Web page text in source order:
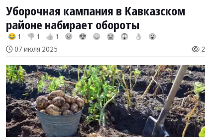
Уборочная кампания в Кавказском
районе набирает обороты
😂 1 👎 1 👍 1 😢 😍 😞 😭 😱 👌 😮
07 июля 2025 2